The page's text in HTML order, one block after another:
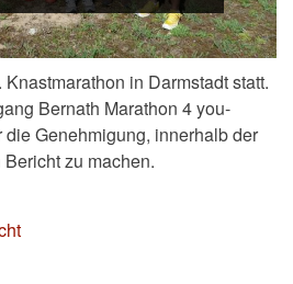
in Darmstadt statt.
Bernath Marathon 4 you-
die Genehmigung, innerhalb der
zu machen.